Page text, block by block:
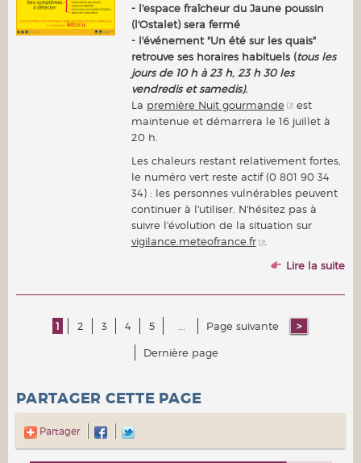
- l'espace fraîcheur du Jaune poussin
(l'Ostalet) sera fermé
- l'événement "Un été sur les quais"
retrouve ses horaires habituels (tous les
jours de 10 h à 23 h, 23 h 30 les
vendredis et samedis).
La première Nuit gourmande
est
maintenue et démarrera le 16 juillet à
20 h.
Les chaleurs restant relativement fortes,
le numéro vert reste actif (0 801 90 34
34) : les personnes vulnérables peuvent
continuer à l'utiliser. N'hésitez pas à
suivre l'évolution de la situation sur
vigilance.meteofrance.fr
.
Lire la suite
1 2 3 4 5 Page suivante
Dernière page
PARTAGER CETTE PAGE
Partager